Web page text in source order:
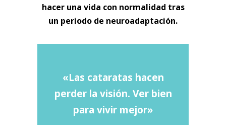
hacer una vida con normalidad tras
un periodo de neuroadaptación.
«Las cataratas hacen
perder la visión. Ver bien
para vivir mejor»